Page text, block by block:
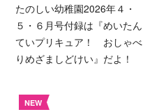
たのしい幼稚園2026年４・
５・６月号付録は『めいたん
ていプリキュア！ おしゃべ
りめざましどけい』だよ！
NEW